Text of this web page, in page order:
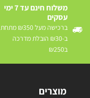
משלוח חינם עד 7 ימי
עסקים
ברכישה מעל ₪350 מתחת
ב-₪30 הובלת מדרכה
ב₪250
מוצרים